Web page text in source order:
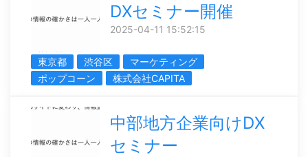
DXセミナー開催
2025-04-11 15:52:15
東京都 渋谷区
マーケティング
ポップコーン
株式会社CAPITA
中部地方企業向けDX
セミナー